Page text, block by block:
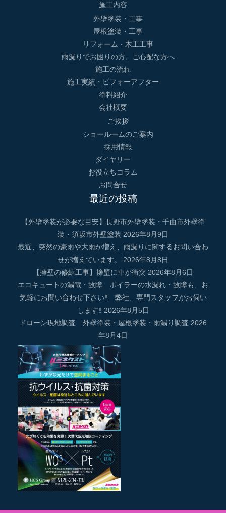
施工内容
外壁塗装・工事
屋根塗装・工事
リフォーム・木工工事
雨漏りでお困りの方、ご心配な方へ
施工の流れ
施工実績・ビフォーアフター
塗料紹介
会社概要
ご挨拶
ショールームのご案内
採用情報
ダイヤリー
お役立ちコラム
お問合せ
最近の投稿
【外壁塗装が必要な目安】長野市外壁塗装・千曲市外壁塗
装・須坂市外壁塗装 2026年8月9日
最近、突然の豪雨や大雨が増え、雨漏りに関するお問い合わ
せが増えています。
2026年8月8日
【擁壁の修繕工事】擁壁に車が衝突 2026年8月6日
エコキュートの漏電・故障 ボイラーの水漏れ・故障も、お
気軽にお問い合わせ下さい‼ 弊社、専門スタッフがお伺い
します‼ 2026年8月5日
ドローン現地調査 外壁塗装・屋根塗装・雨漏り調査 2026
年8月4日